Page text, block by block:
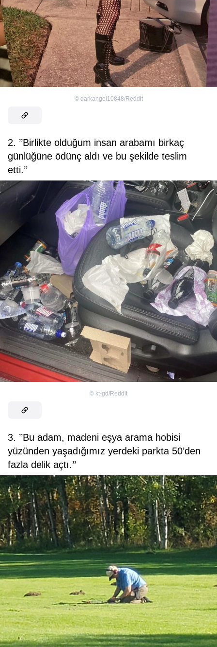
© darkangel10848/Reddit
2. ’’Birlikte olduğum insan arabamı birkaç
günlüğüne ödünç aldı ve bu şekilde teslim
etti.’’
© kt-gd/Reddit
3. ’’Bu adam, madeni eşya arama hobisi
yüzünden yaşadığımız yerdeki parkta 50’den
fazla delik açtı.’’